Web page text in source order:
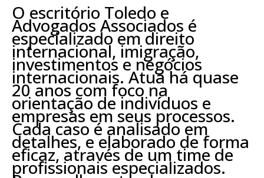
O escritório Toledo e
Advogados Associados é
especializado em direito
internacional, imigração,
investimentos e negócios
internacionais. Atua há quase
20 anos com foco na
orientação de indivíduos e
empresas em seus processos.
Cada caso é analisado em
detalhes, e elaborado de forma
eficaz, através de um time de
profissionais especializados.